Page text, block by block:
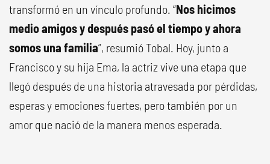
transformó en un vínculo profundo. “Nos hicimos
medio amigos y después pasó el tiempo y ahora
somos una familia”, resumió Tobal. Hoy, junto a
Francisco y su hija Ema, la actriz vive una etapa que
llegó después de una historia atravesada por pérdidas,
esperas y emociones fuertes, pero también por un
amor que nació de la manera menos esperada.